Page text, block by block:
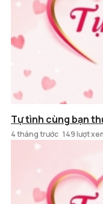
Tự tình cùng bạn
4 tháng trước 149 lượt